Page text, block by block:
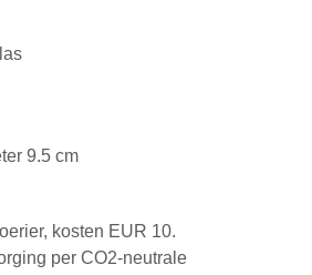
9.5 cm
kosten EUR 10.
per CO2-neutrale